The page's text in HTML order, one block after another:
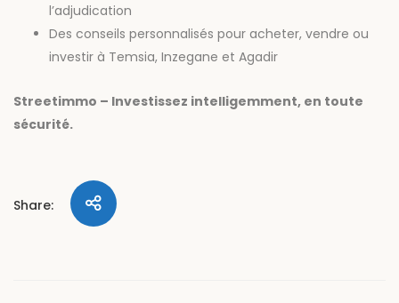
l’adjudication
Des conseils personnalisés pour acheter, vendre ou
investir à Temsia, Inzegane et Agadir
Streetimmo – Investissez intelligemment, en toute
sécurité.
Share: